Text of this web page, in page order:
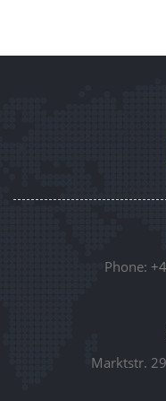
Phone:
Marktstr.